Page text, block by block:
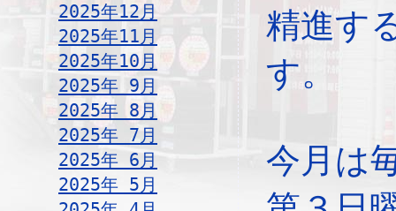
2025年12月
2025年11月
2025年10月
2025年 9月
2025年 8月
2025年 7月
2025年 6月
2025年 5月
精進す
す。
今月は